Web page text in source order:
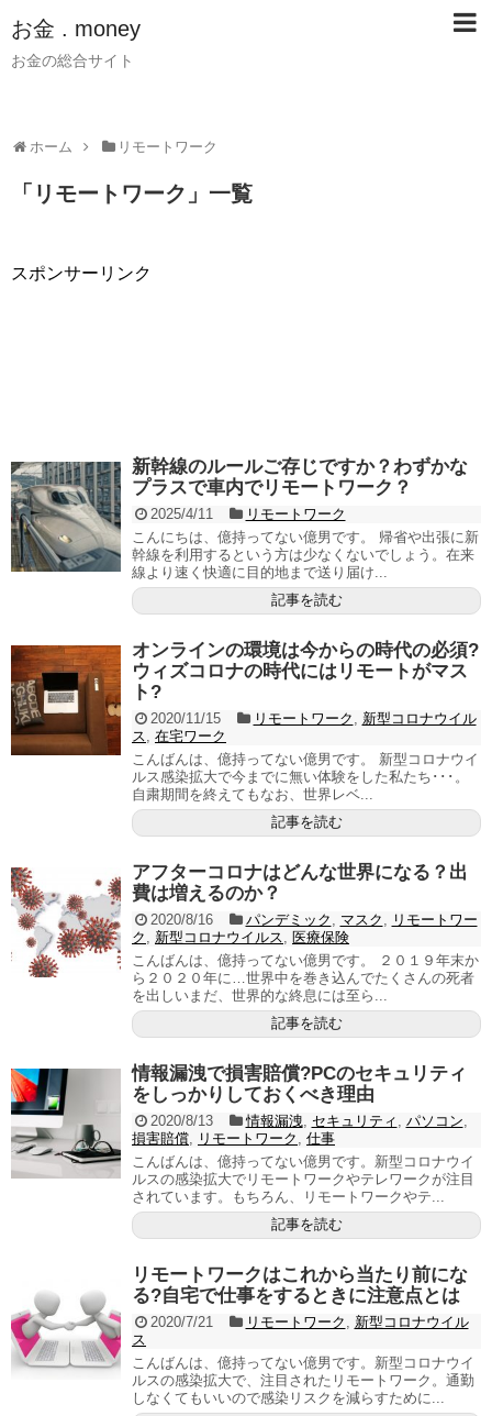
お金 . money
お金の総合サイト
ホーム リモートワーク
「 リモートワーク 」 一覧
スポンサーリンク
新幹線のルールご存じですか？わずかな
プラスで車内でリモートワーク？
2025/4/11
リモートワーク
こんにちは、億持ってない億男です。 帰省や出張に新
幹線を利用するという方は少なくないでしょう。在来
線より速く快適に目的地まで送り届け...
記事を読む
オンラインの環境は今からの時代の必須?
ウィズコロナの時代にはリモートがマス
ト?
2020/11/15 リモートワーク , 新型コロナウイル
ス, 在宅ワーク
こんばんは、億持ってない億男です。 新型コロナウイ
ルス感染拡大で今までに無い体験をした私たち･･･。
自粛期間を終えてもなお、世界レベ...
記事を読む
アフターコロナはどんな世界になる？出
費は増えるのか？
2020/8/16 パンデミック , マスク , リモートワー
ク , 新型コロナウイルス, 医療保険
こんばんは、億持ってない億男です。 ２０１９年末か
ら２０２０年に…世界中を巻き込んでたくさんの死者
を出しいまだ、世界的な終息には至ら...
記事を読む
情報漏洩で損害賠償?PCのセキュリティ
をしっかりしておくべき理由
2020/8/13 情報漏洩, セキュリティ , パソコン,
損害賠償, リモートワーク , 仕事
こんばんは、億持ってない億男です。新型コロナウイ
ルスの感染拡大でリモートワークやテレワークが注目
されています。もちろん、リモートワークやテ...
記事を読む
リモートワークはこれから当たり前にな
る?自宅で仕事をするときに注意点とは
2020/7/21 リモートワーク , 新型コロナウイル
ス
こんばんは、億持ってない億男です。新型コロナウイ
ルスの感染拡大で、注目されたリモートワーク。通勤
しなくてもいいので感染リスクを減らすために...